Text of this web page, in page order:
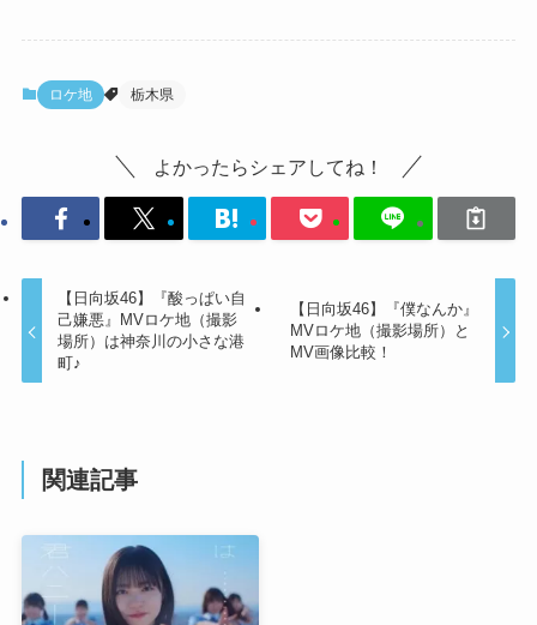
ロケ地 栃木県
よかったらシェアしてね！
【日向坂46】『酸っぱい自
己嫌悪』MVロケ地（撮影
場所）は神奈川の小さな港
町♪
【日向坂46】『僕なんか』
MVロケ地（撮影場所）と
MV画像比較！
関連記事